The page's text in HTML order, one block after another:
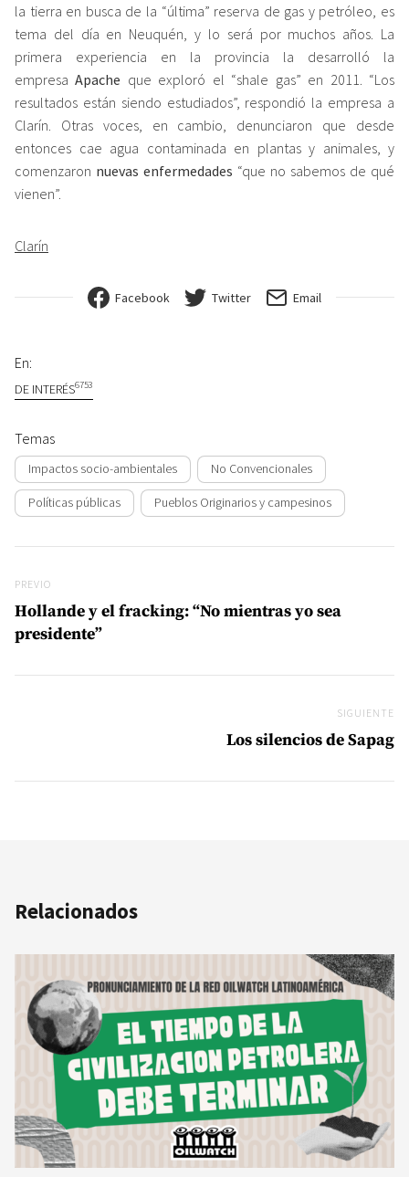
la tierra en busca de la “última” reserva de gas y petróleo, es
tema del día en Neuquén, y lo será por muchos años. La
primera experiencia en la provincia la desarrolló la
empresaApache que exploró el “shale gas” en 2011. “Los
resultados están siendo estudiados”, respondió la empresa a
Clarín. Otras voces, en cambio, denunciaron que desde
entonces cae agua contaminada en plantas y animales, y
comenzaron nuevas enfermedades “que no sabemos de qué
vienen”.
Clarín
Facebook Twitter Email
En:
DE INTERÉS6753
Temas
Impactos socio-ambientales No Convencionales
Políticas públicas Pueblos Originarios y campesinos
Previo
PREVIO
Hollande y el fracking: “No mientras yo sea
presidente”
SIGUIENTE
Los silencios de Sapag
Relacionados